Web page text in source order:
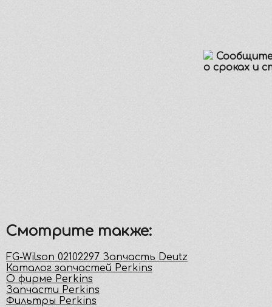
о сроках и
Смотрите также:
FG-Wilson 02102297 Запчасть Deutz
Каталог запчастей Perkins
О фирме Perkins
Запчасти Perkins
Фильтры Perkins